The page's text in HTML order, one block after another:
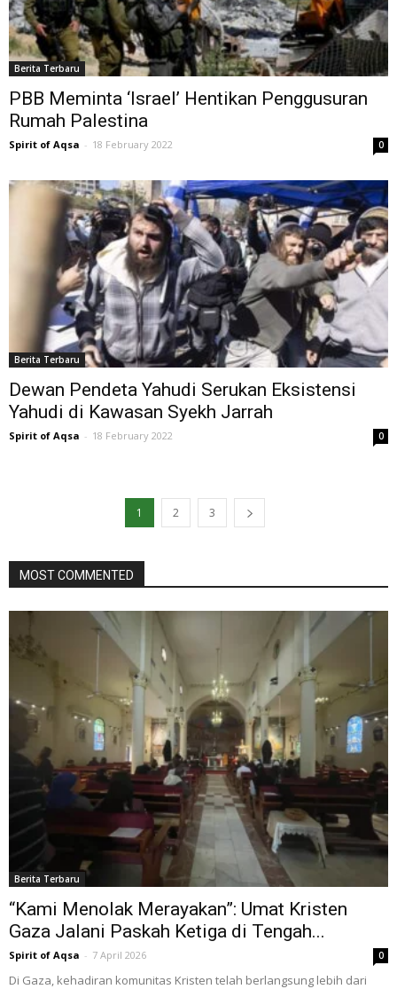
Berita Terbaru
PBB Meminta ‘Israel’ Hentikan Penggusuran
Rumah Palestina
Spirit of Aqsa - 18 February 2022 0
Berita Terbaru
Dewan Pendeta Yahudi Serukan Eksistensi
Yahudi di Kawasan Syekh Jarrah
Spirit of Aqsa - 18 February 2022 0
1 2 3
MOST COMMENTED
Berita Terbaru
“Kami Menolak Merayakan”: Umat Kristen
Gaza Jalani Paskah Ketiga di Tengah...
Spirit of Aqsa - 7 April 2026 0
Di Gaza, kehadiran komunitas Kristen telah berlangsung lebih dari